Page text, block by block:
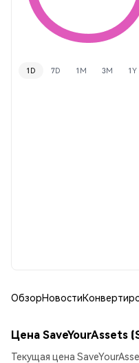
1D 7D 1M 3M 1Y
ОбзорНовости
Цена SaveYourAssets
Текущая цена